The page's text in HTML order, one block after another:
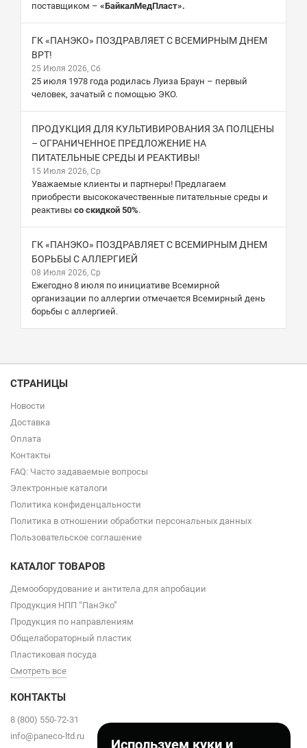
Используем куки и
поставщиком – «БайкалМедПласт».
ГК «ПАНЭКО» ПОЗДРАВЛЯЕТ С ВСЕМИРНЫМ ДНЕМ
ВРТ!
25 Июля 2026, Сб
25 июля 1978 года родилась Луиза Браун – первый
человек, зачатый с помощью ЭКО.
ПРОДУКЦИЯ ДЛЯ КУЛЬТИВИРОВАНИЯ ЗА ПОЛЦЕНЫ
– ОГРАНИЧЕННОЕ ПРЕДЛОЖЕНИЕ НА
ПИТАТЕЛЬНЫЕ СРЕДЫ И РЕАКТИВЫ!
15 Июля 2026, Ср
Уважаемые клиенты и партнеры! Предлагаем
приобрести высококачественные питательные среды и
реактивы со скидкой 50%.
ГК «ПАНЭКО» ПОЗДРАВЛЯЕТ С ВСЕМИРНЫМ ДНЕМ
БОРЬБЫ С АЛЛЕРГИЕЙ
08 Июля 2026, Ср
Ежегодно 8 июля по инициативе Всемирной
организации по аллергии отмечается Всемирный день
борьбы с аллергией.
СТРАНИЦЫ
Новости
Доставка
Оплата
Контакты
FAQ: Часто задаваемые вопросы
Электронные каталоги
Политика конфиденцальности
Политика в отношении обработки персональных данных
Пользовательское соглашение
КАТАЛОГ ТОВАРОВ
Демооборудование и антитела для апробации
Продукция НПП “ПанЭко”
Продукция по направлениям
Общелабораторный пластик
Пластиковая посуда
Смотреть все
КОНТАКТЫ
8 (800) 550-72-31
info@paneco-ltd.ru